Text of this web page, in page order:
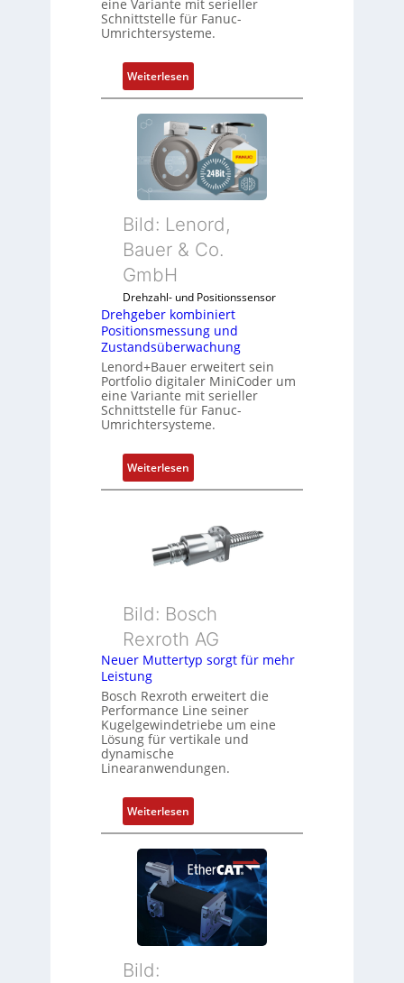
eine Variante mit serieller
Schnittstelle für Fanuc-
Umrichtersysteme.
Weiterlesen:
D
r
e
h
g
e
e
m
b
i
i
e
r
P
o
s
i
o
m
s
u
n
g
n
d
Z
u
s
t
a
s
Bild: Lenord,
Bauer & Co.
GmbH
Drehzahl- und Positionssensor
Drehgeber kombiniert
Positionsmessung und
Zustandsüberwachung
Lenord+Bauer erweitert sein
Portfolio digitaler MiniCoder um
eine Variante mit serieller
Schnittstelle für Fanuc-
Umrichtersysteme.
Weiterlesen:
D
h
g
e
k
m
b
i
i
r
t
P
o
s
i
Bild: Bosch
Rexroth AG
Neuer Muttertyp sorgt für mehr
Leistung
Bosch Rexroth erweitert die
Performance Line seiner
Kugelgewindetriebe um eine
Lösung für vertikale und
dynamische
Linearanwendungen.
Weiterlesen:
N
e
u
e
u
Bild: